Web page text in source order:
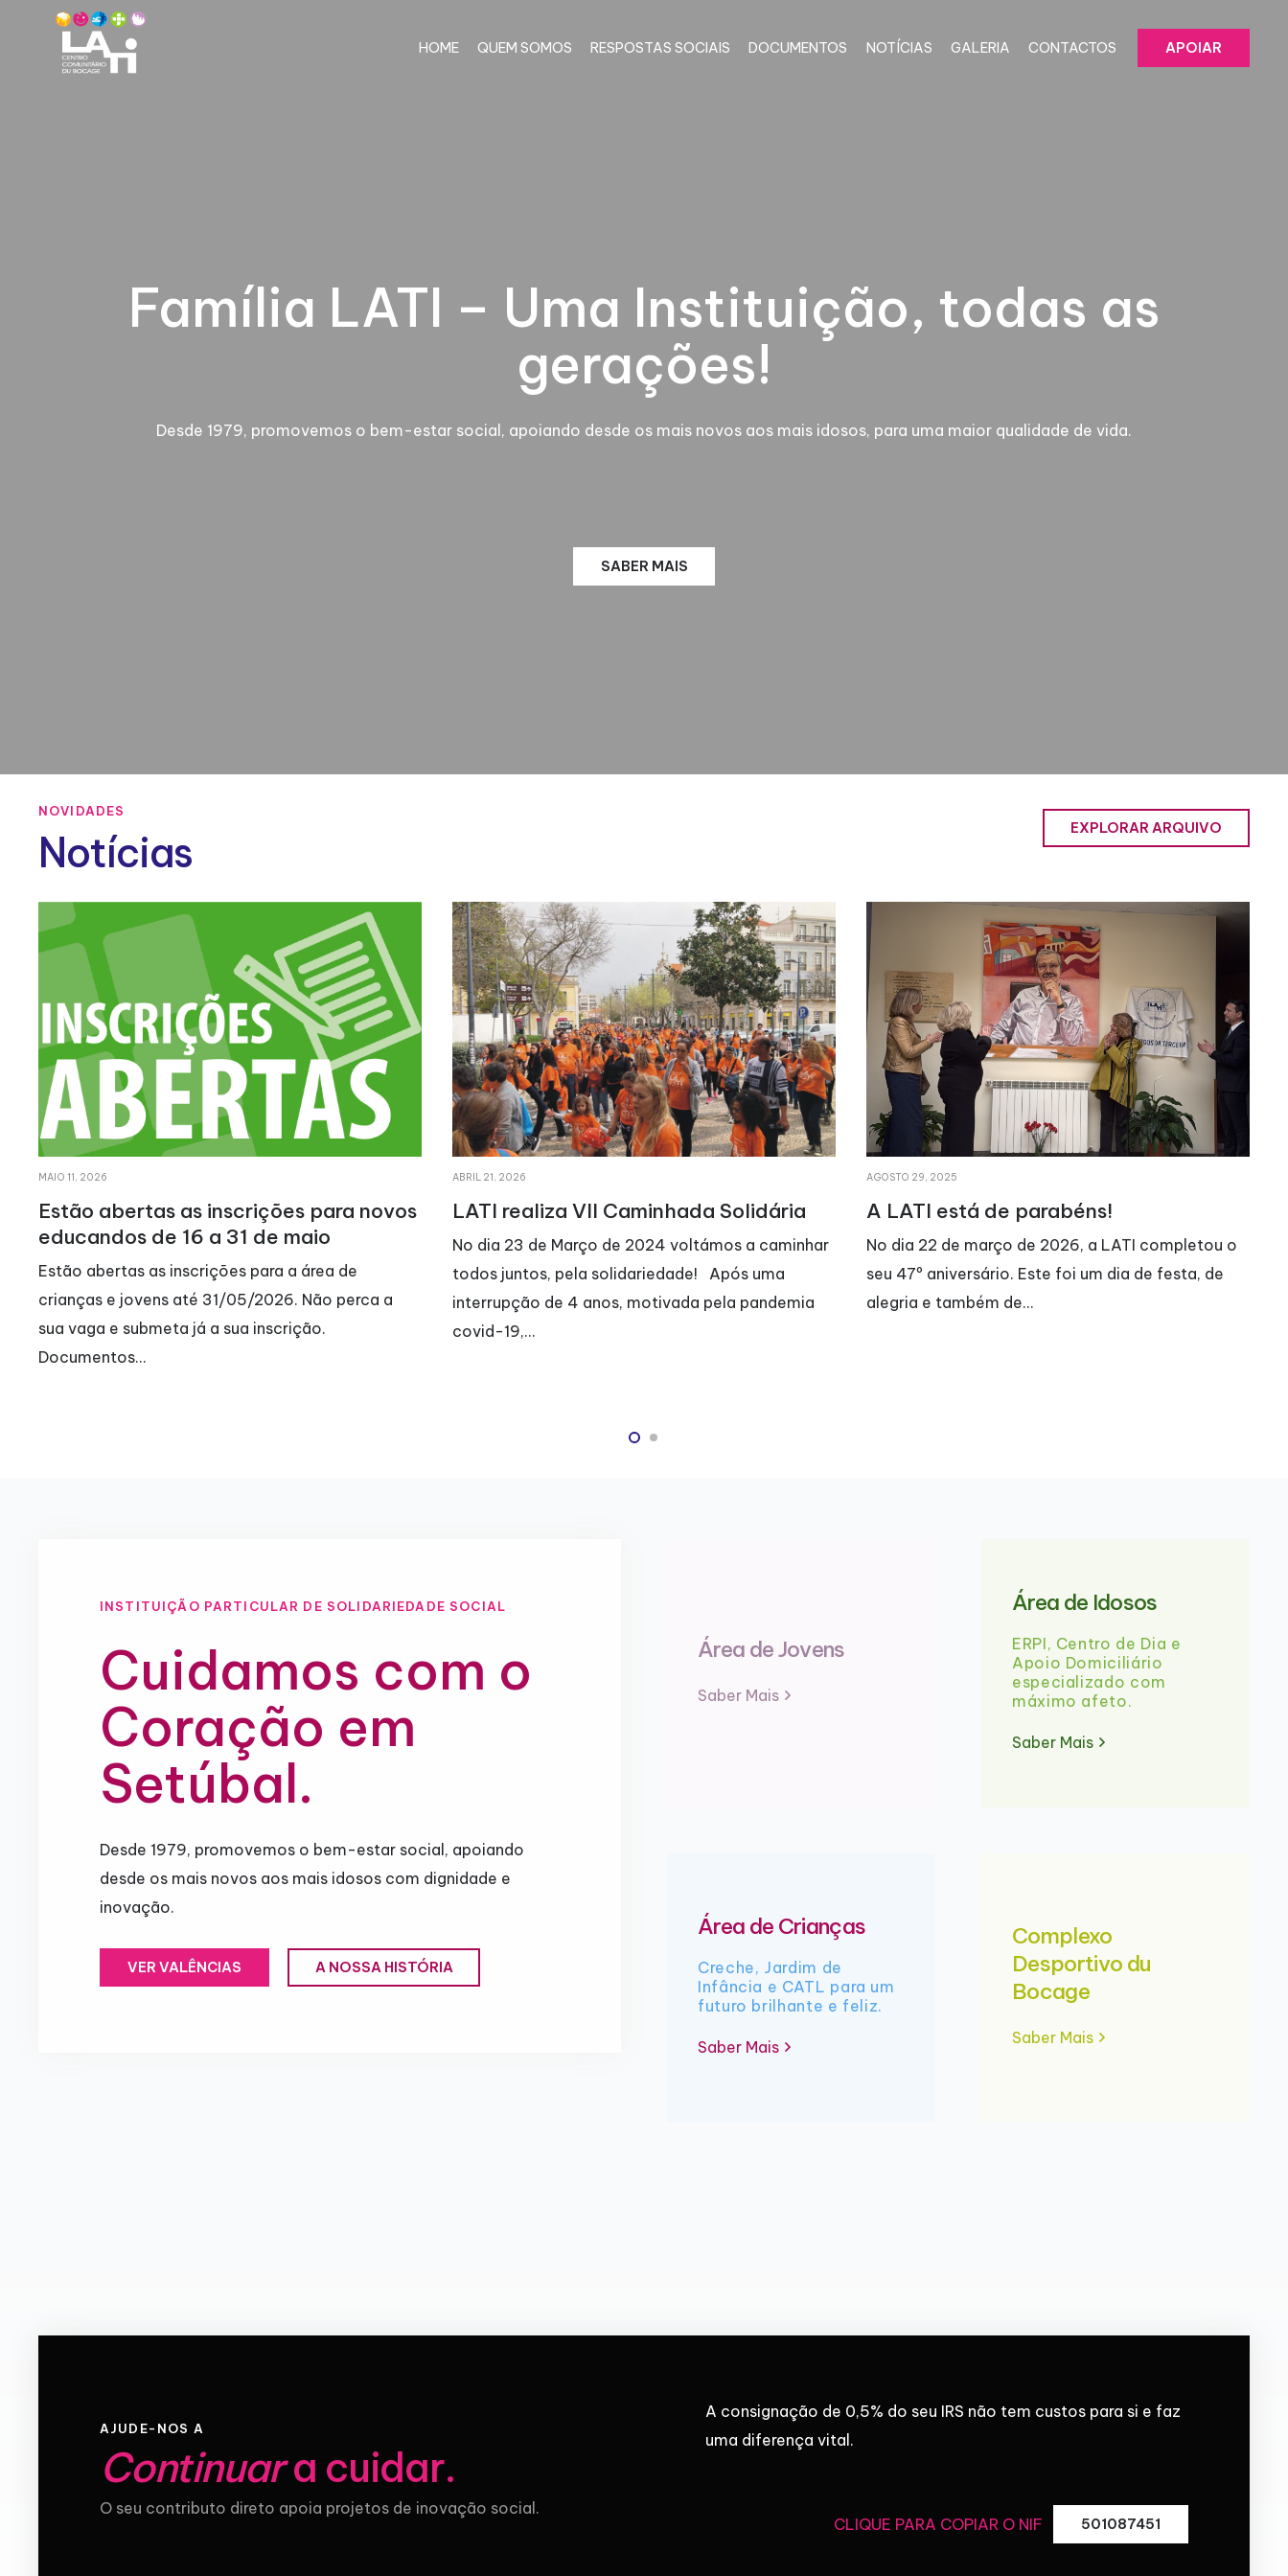
HOME QUEM SOMOS RESPOSTAS SOCIAIS DOCUMENTOS NOTÍCIAS GALERIA CONTACTOS APOIAR
Família LATI – Uma Instituição, todas as
gerações!
Desde 1979, promovemos o bem-estar social, apoiando desde os mais novos aos mais idosos, para uma maior qualidade de vida.
SABER MAIS
NOVIDADES
Notícias EXPLORAR ARQUIVO
MAIO 11, 2026
Estão abertas as inscrições para novos
educandos de 16 a 31 de maio
Estão abertas as inscrições para a área de
crianças e jovens até 31/05/2026. Não perca a
sua vaga e submeta já a sua inscrição.
Documentos…
ABRIL 21, 2026
LATI realiza VII Caminhada Solidária
No dia 23 de Março de 2024 voltámos a caminhar
todos juntos, pela solidariedade! Após uma
interrupção de 4 anos, motivada pela pandemia
covid-19,…
AGOSTO 29, 2025
A LATI está de parabéns!
No dia 22 de março de 2026, a LATI completou o
seu 47º aniversário. Este foi um dia de festa, de
alegria e também de…
INSTITUIÇÃO PARTICULAR DE SOLIDARIEDADE SOCIAL
Cuidamos com o
Coração em
Setúbal.
Desde 1979, promovemos o bem-estar social, apoiando
desde os mais novos aos mais idosos com dignidade e
inovação.
VER VALÊNCIAS A NOSSA HISTÓRIA
Área de Jovens
Saber Mais
Área de Idosos
ERPI, Centro de Dia e
Apoio Domiciliário
especializado com
máximo afeto.
Saber Mais
Área de Crianças
Creche, Jardim de
Infância e CATL para um
futuro brilhante e feliz.
Saber Mais
Complexo
Desportivo du
Bocage
Saber Mais
AJUDE-NOS A
Continuara cuidar.
O seu contributo direto apoia projetos de inovação social.
A consignação de 0,5% do seu IRS não tem custos para si e faz
uma diferença vital.
CLIQUE PARA COPIAR O NIF 501087451